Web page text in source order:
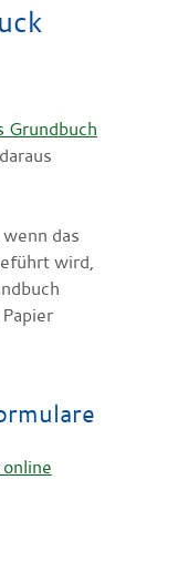
Grundbuch
das
wird,